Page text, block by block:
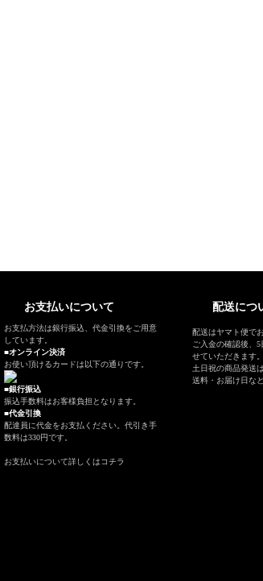
お支払いについて
お支払方法は銀行振込、代金引換をご用意
しています。
■オンライン決済
お使い頂けるカードは以下の通りです。
■銀行振込
振込手数料はお客様負担となります。
■代金引換
配達員に代金をお支払ください。代引き手
数料は330円です。
お支払いについて詳しくはコチラ
配送につ
配送はヤマト便で
ご入金の確認後、
せていただきます。
土日祝の商品発送
送料・お届け日など